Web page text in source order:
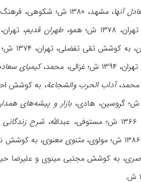
آنها، مشهد، ۱۳۸۰ ش؛ شکوهی، فرهنگ،
۱۳۷۸ ش؛ همو، طهران قدیم، تهران، ۱۳۸۳ ش؛ عطار نیشابوری، فریدالدین،
، به کوشش تقی تفضلی، تهران، ۱۳۷۴ ش؛ همو،
۱۳۹۴ ش؛ غزالی، محمد، کیمیای
آداب ‌الحرب والشجاعة، به کوشش احمد
بازار و پیشه‌های
شرح
مثنوی معنوی، به کوشش نیکلسن،
، به کوشش مجتبى مینوی و علیرضا حیدری، تهران، ۱۳۶۰